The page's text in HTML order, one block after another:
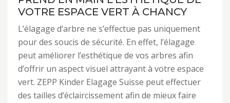
VOTRE ESPACE VERT À CHANCY
L’élagage d’arbre ne s’effectue pas uniquement
pour des soucis de sécurité. En effet, l’élagage
peut améliorer l’esthétique de vos arbres afin
d’offrir un aspect visuel attrayant à votre espace
vert. ZEPP Kinder Elagage Suisse peut effectuer
des tailles d’éclaircissement afin de mieux faire